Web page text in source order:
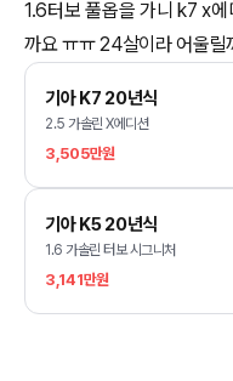
1.6터보 풀옵을 가니 k7 x
까요 ㅠㅠ 24살이라 어울릴
기아 K7 20년식
2.5 가솔린 X에디션
3,505만원
기아 K5 20년식
1.6 가솔린 터보 시그니처
3,141만원